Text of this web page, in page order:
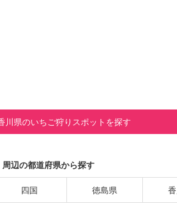
川県のいちご狩りスポットを探す
周辺の都道府県から探す
四国 徳島県